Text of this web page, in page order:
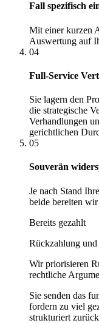
Fall spezifisch
Mit einer kurzen
Auswertung auf
04
Full-Service
Sie lagern den
die strategische
Verhandlungen
gerichtlichen
05
Souverän
Je nach Stand
beide bereiten
Bereits gezahlt
Rückzahlung und
Wir priorisieren
rechtliche
Sie senden das
fordern zu viel
strukturiert